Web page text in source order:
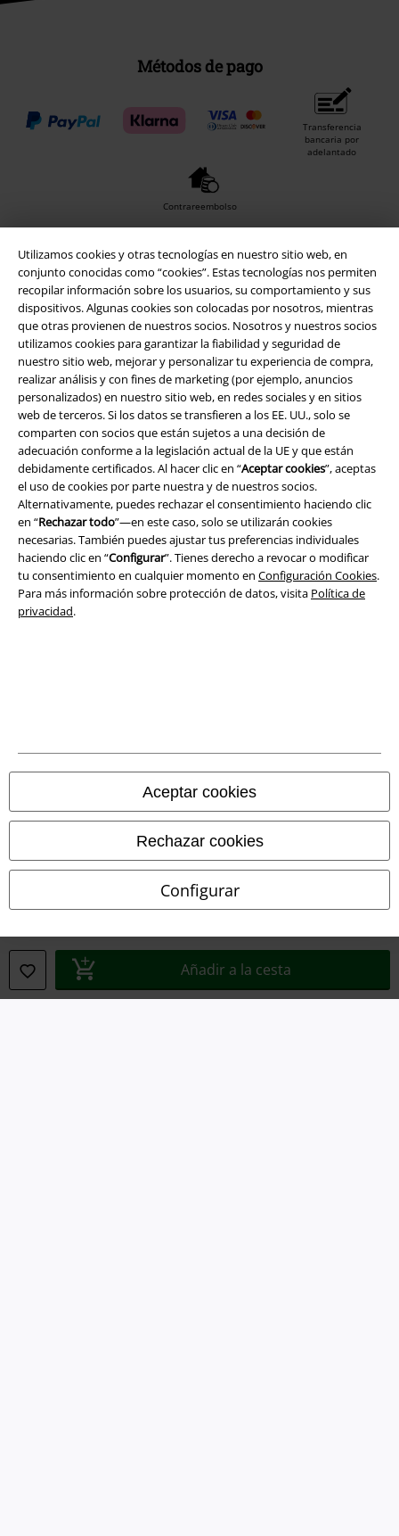
Utilizamos cookies y otras tecnologías en nuestro sitio web, en
conjunto conocidas como “cookies”. Estas tecnologías nos permiten
recopilar información sobre los usuarios, su comportamiento y sus
dispositivos. Algunas cookies son colocadas por nosotros, mientras
que otras provienen de nuestros socios. Nosotros y nuestros socios
utilizamos cookies para garantizar la fiabilidad y seguridad de
nuestro sitio web, mejorar y personalizar tu experiencia de compra,
realizar análisis y con fines de marketing (por ejemplo, anuncios
personalizados) en nuestro sitio web, en redes sociales y en sitios
web de terceros. Si los datos se transfieren a los EE. UU., solo se
comparten con socios que están sujetos a una decisión de
adecuación conforme a la legislación actual de la UE y que están
debidamente certificados. Al hacer clic en “Aceptar cookies”, aceptas
el uso de cookies por parte nuestra y de nuestros socios.
Alternativamente, puedes rechazar el consentimiento haciendo clic
en “Rechazar todo”—en este caso, solo se utilizarán cookies
necesarias. También puedes ajustar tus preferencias individuales
haciendo clic en “Configurar”. Tienes derecho a revocar o modificar
tu consentimiento en cualquier momento en Configuración Cookies.
Para más información sobre protección de datos, visita Política de
privacidad.
Aceptar cookies
Rechazar cookies
Configurar
Añadir a la cesta
Métodos de pago
Transferencia
bancaria por
adelantado
Contrareembolso
Envío
EN OFICINA
CORREOS ENTREGA
A DOMICILIO
App de EMP
¡Descarga la nueva App EMP totalmente GRATIS y disfruta de todas
sus nuevas funciones y ventajas!
A Warner Music Group Company
Legal
Términos y Condiciones